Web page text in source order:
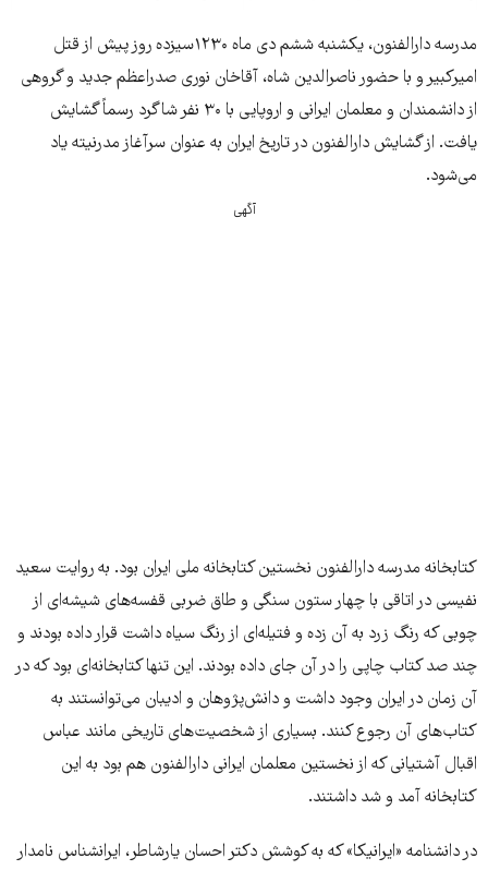
مدرسه دارالفنون، یکشنبه ششم دی ماه ۱۲۳۰سیزده روز پیش از قتل
امیرکبیر و با حضور ناصرالدین شاه، آقاخان نوری صدراعظم جدید و گروهی
از دانشمندان و معلمان ایرانی و اروپایی با ۳۰ نفر شاگرد رسماً گشایش
یافت. از گشایش دارالفنون در تاریخ ایران به عنوان سرآغاز مدرنیته یاد
می‌شود.
آگهی
کتابخانه مدرسه دارالفنون نخستین کتابخانه ملی ایران بود. به روایت سعید
نفیسی در اتاقی با چهار ستون سنگی و طاق ضربی قفسه‌های شیشه‌ای از
چوبی که رنگ زرد به آن زده و فتیله‌ای از رنگ سیاه داشت قرار داده بودند و
چند صد کتاب چاپی را در آن جای داده بودند. این تنها کتابخانه‌ای بود که در
آن زمان در ایران وجود داشت و دانش‌پژوهان و ادیبان می‌توانستند به
کتاب‌های آن رجوع کنند. بسیاری از شخصیت‌های تاریخی مانند عباس
اقبال آشتیانی که از نخستین معلمان ایرانی دارالفنون هم بود به این
کتابخانه آمد و شد داشتند.
در دانشنامه «ایرانیکا» که به کوشش دکتر احسان یارشاطر، ایرانشناس نامدار